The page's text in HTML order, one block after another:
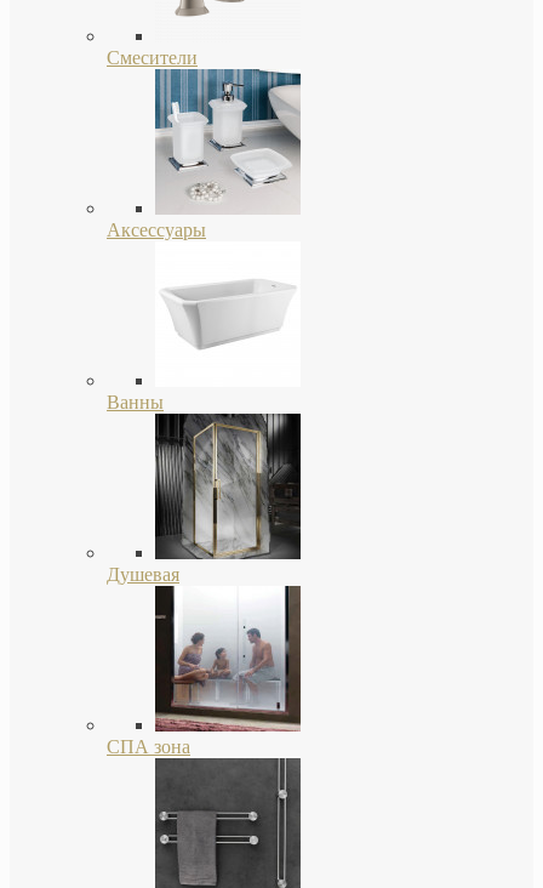
Смесители
Аксессуары
Ванны
Душевая
СПА зона